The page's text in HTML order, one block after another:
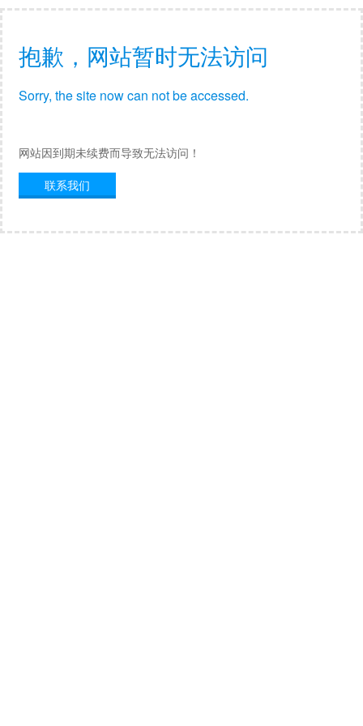
抱歉，网站暂时无法访问
Sorry, the site now can not be accessed.
网站因到期未续费而导致无法访问！
联系我们